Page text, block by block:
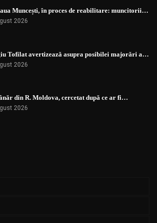
Muncești, în proces de reabilitare: muncitorii…
2026
Tofilat avertizează asupra posibilei majorări a…
2026
din R. Moldova, cercetat după ce ar fi…
2026